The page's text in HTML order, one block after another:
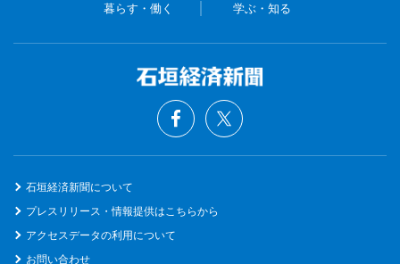
暮らす・働く 学ぶ・知る
石垣経済新聞について
プレスリリース・情報提供はこちらから
アクセスデータの利用について
お問い合わせ